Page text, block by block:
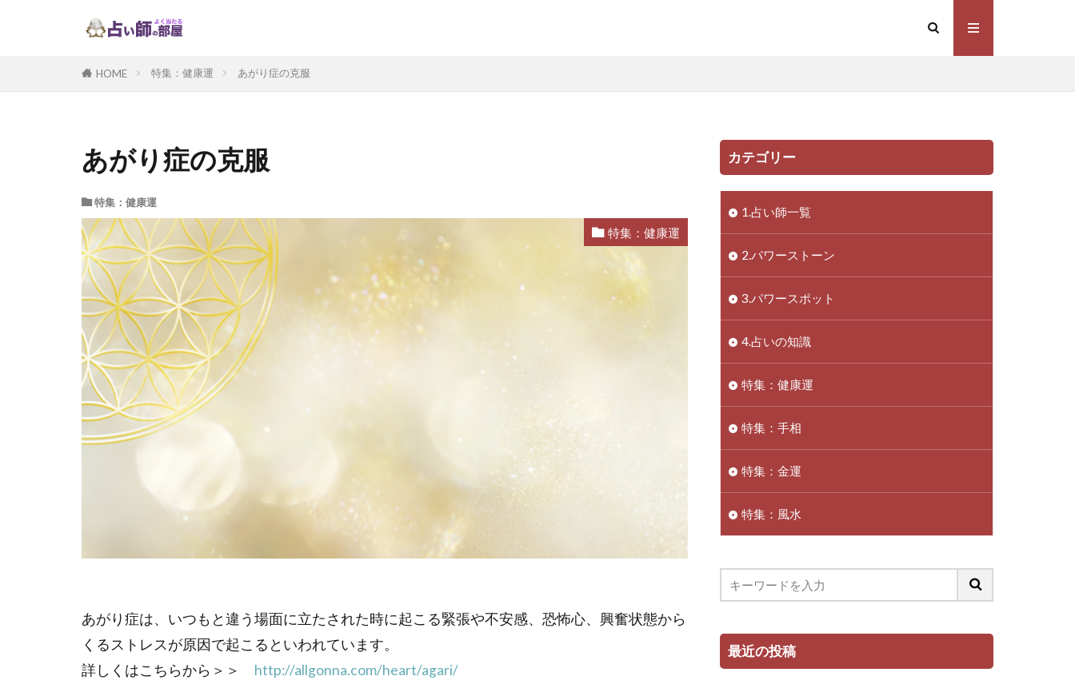
HOME 特集：健康運 あがり症の克服
あがり症の克服
特集：健康運
特集：健康運
あがり症は、いつもと違う場面に立たされた時に起こる緊張や不安感、恐怖心、興奮状態から
くるストレスが原因で起こるといわれています。
詳しくはこちらから＞＞ http://allgonna.com/heart/agari/
カテゴリー
1.占い師一覧
2.パワーストーン
3.パワースポット
4.占いの知識
特集：健康運
特集：手相
特集：金運
特集：風水
最近の投稿